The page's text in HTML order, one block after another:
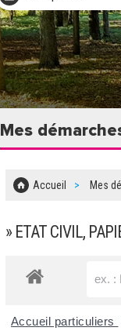
Mes
Accueil Mes
» ETAT CIVIL,
Accueil particuliers